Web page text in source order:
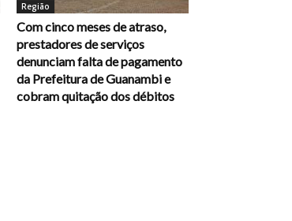
Região
Com cinco meses de atraso,
prestadores de serviços
denunciam falta de pagamento
da Prefeitura de Guanambi e
cobram quitação dos débitos